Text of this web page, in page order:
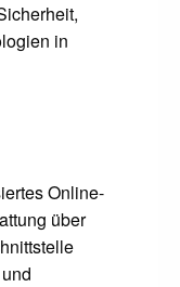
in
Online-
über